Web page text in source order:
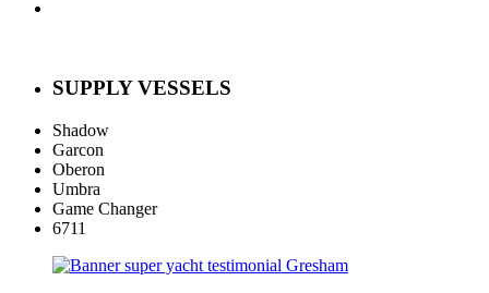
SUPPLY VESSELS
Shadow
Garcon
Oberon
Umbra
Game Changer
6711